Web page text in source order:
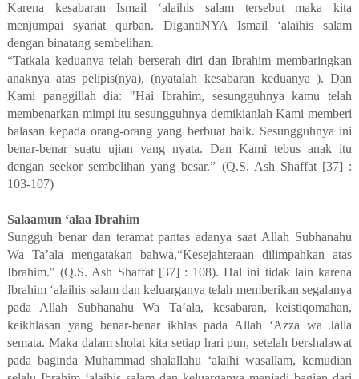
Karena kesabaran Ismail ‘alaihis salam tersebut maka kita
menjumpai syariat qurban. DigantiNYA Ismail ‘alaihis salam
dengan binatang sembelihan.
“Tatkala keduanya telah berserah diri dan Ibrahim membaringkan
anaknya atas pelipis(nya), (nyatalah kesabaran keduanya ). Dan
Kami panggillah dia: "Hai Ibrahim, sesungguhnya kamu telah
membenarkan mimpi itu sesungguhnya demikianlah Kami memberi
balasan kepada orang-orang yang berbuat baik. Sesungguhnya ini
benar-benar suatu ujian yang nyata. Dan Kami tebus anak itu
dengan seekor sembelihan yang besar.” (Q.S. Ash Shaffat [37] :
103-107)
Salaamun ‘alaa Ibrahim
Sungguh benar dan teramat pantas adanya saat Allah Subhanahu
Wa Ta’ala mengatakan bahwa,“Kesejahteraan dilimpahkan atas
Ibrahim." (Q.S. Ash Shaffat [37] : 108). Hal ini tidak lain karena
Ibrahim ‘alaihis salam dan keluarganya telah memberikan segalanya
pada Allah Subhanahu Wa Ta’ala, kesabaran, keistiqomahan,
keikhlasan yang benar-benar ikhlas pada Allah ‘Azza wa Jalla
semata. Maka dalam sholat kita setiap hari pun, setelah bershalawat
pada baginda Muhammad shalallahu ‘alaihi wasallam, kemudian